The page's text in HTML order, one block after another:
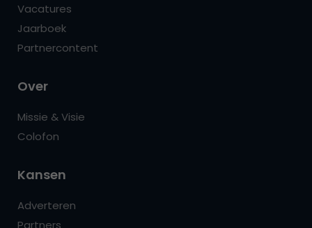
Vacatures
Jaarboek
Partnercontent
Over
Missie & Visie
Colofon
Kansen
Adverteren
Partners